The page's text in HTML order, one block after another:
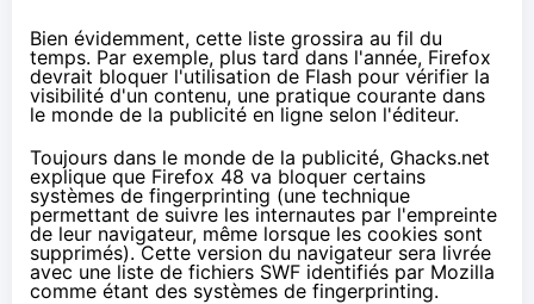
Bien évidemment, cette liste grossira au fil du
temps. Par exemple, plus tard dans l'année, Firefox
devrait bloquer l'utilisation de Flash pour vérifier la
visibilité d'un contenu, une pratique courante dans
le monde de la publicité en ligne selon l'éditeur.
Toujours dans le monde de la publicité, Ghacks.net
explique que Firefox 48 va bloquer certains
systèmes de fingerprinting (une technique
permettant de suivre les internautes par l'empreinte
de leur navigateur, même lorsque les cookies sont
supprimés). Cette version du navigateur sera livrée
avec une liste de fichiers SWF identifiés par Mozilla
comme étant des systèmes de fingerprinting.